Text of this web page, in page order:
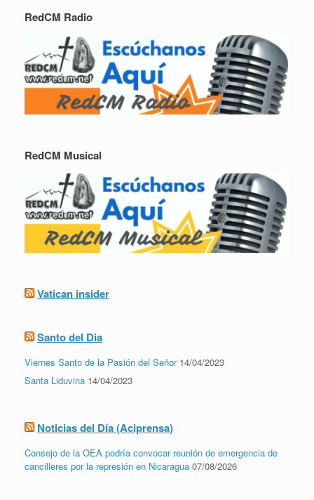
RedCM Radio
RedCM Musical
Vatican insider
Santo del Dia
Viernes Santo de la Pasión del Señor 14/04/2023
Santa Liduvina 14/04/2023
Noticias del Día (Aciprensa)
Consejo de la OEA podría convocar reunión de emergencia de
cancilleres por la represión en Nicaragua 07/08/2026